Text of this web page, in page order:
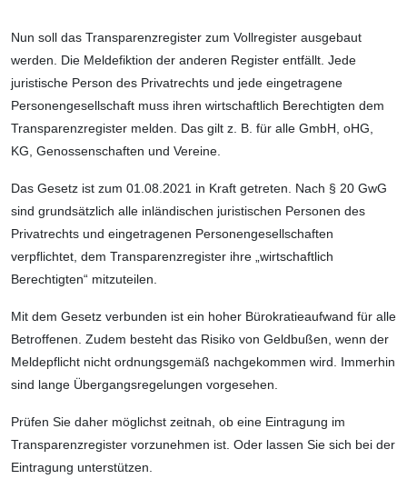
Nun soll das Transparenzregister zum Voll­register ausgebaut
werden. Die Meldefiktion der anderen Register entfällt. Jede
juristische Person des Privatrechts und jede eingetra­gene
Personengesellschaft muss ihren wirtschaftlich Berechtigten dem
Transparenz­register melden. Das gilt z. B. für alle GmbH, oHG,
KG, Genossenschaften und Vereine.
Das Gesetz ist zum 01.08.2021 in Kraft getreten. Nach § 20 GwG
sind grundsätzlich alle inländischen juristischen Personen des
Privatrechts und eingetragenen Personen­gesellschaften
verpflichtet, dem Transpa­renzregister ihre „wirtschaftlich
Berechtigten“ mitzuteilen.
Mit dem Gesetz verbunden ist ein hoher Bürokratieaufwand für alle
Betroffenen. Zudem besteht das Risiko von Geldbußen, wenn der
Meldepflicht nicht ordnungsgemäß nachgekommen wird. Immerhin
sind lange Übergangsregelungen vorgesehen.
Prüfen Sie daher möglichst zeitnah, ob eine Eintragung im
Transparenzregister vorzu­nehmen ist. Oder lassen Sie sich bei der
Eintragung unterstützen.